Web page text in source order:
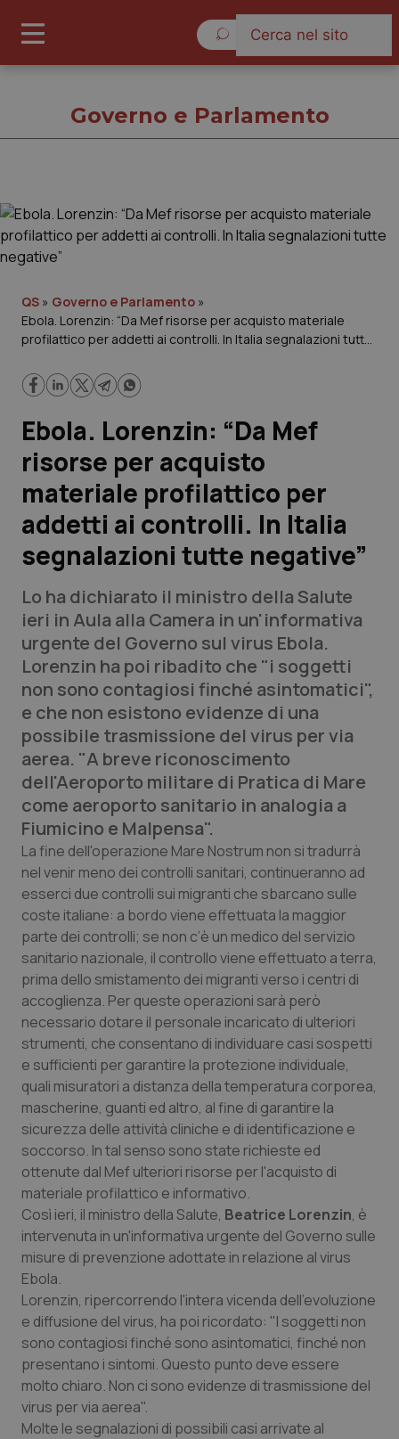
Cronache
Governo e Parlamento
Regioni e Asl
Lavoro e Professioni
Scienza e Farmaci
Studi e Analisi
Lettere al direttore
QS Pro
Professionisti Sanitari.AI
Abruzzo
Basilicata
Calabria
Campania
Emilia-Romagna
Friuli Venezia Giulia
Lazio
Liguria
Lombardia
Marche
Molise
Piemonte
Provincia Autonoma di Bolzano
Provincia Autonoma di Trento
Puglia
Sardegna
QS Pro Gold
Artrite & artrosi
Asma & BPCO
Car-T
Colesterolo & coronaropatie
Dermatite Atopica
Diabete & glucometri
Disturbi dell’umore
Dolore
Donna & Salute
Epatiti
HIV
Infezioni & Febbre
Ipertensione & Scompenso
Malattie rare
Malattia di Crohn & Rettocolite Ulcerosa
QS Club Newsletter
Governo e Parlamento
QS » Governo e Parlamento »
Ebola. Lorenzin: “Da Mef risorse per acquisto materiale
profilattico per addetti ai controlli. In Italia segnalazioni tutte
Ebola. Lorenzin: “Da Mef
risorse per acquisto
materiale profilattico per
addetti ai controlli. In Italia
segnalazioni tutte negative”
Lo ha dichiarato il ministro della Salute
ieri in Aula alla Camera in un'informativa
urgente del Governo sul virus Ebola.
Lorenzin ha poi ribadito che "i soggetti
non sono contagiosi finché asintomatici",
e che non esistono evidenze di una
possibile trasmissione del virus per via
aerea. "A breve riconoscimento
dell'Aeroporto militare di Pratica di Mare
come aeroporto sanitario in analogia a
Fiumicino e Malpensa".
La fine dell'operazione Mare Nostrum non si tradurrà
nel venir meno dei controlli sanitari, continueranno ad
esserci due controlli sui migranti che sbarcano sulle
coste italiane: a bordo viene effettuata la maggior
parte dei controlli; se non c’è un medico del servizio
sanitario nazionale, il controllo viene effettuato a terra,
prima dello smistamento dei migranti verso i centri di
accoglienza. Per queste operazioni sarà però
necessario dotare il personale incaricato di ulteriori
strumenti, che consentano di individuare casi sospetti
e sufficienti per garantire la protezione individuale,
quali misuratori a distanza della temperatura corporea,
mascherine, guanti ed altro, al fine di garantire la
sicurezza delle attività cliniche e di identificazione e
soccorso. In tal senso sono state richieste ed
ottenute dal Mef ulteriori risorse per l'acquisto di
materiale profilattico e informativo.
Così ieri, il ministro della Salute, Beatrice Lorenzin, è
intervenuta in un'informativa urgente del Governo sulle
misure di prevenzione adottate in relazione al virus
Ebola.
Lorenzin, ripercorrendo l'intera vicenda dell'evoluzione
e diffusione del virus, ha poi ricordato: "I soggetti non
sono contagiosi finché sono asintomatici, finché non
presentano i sintomi. Questo punto deve essere
molto chiaro. Non ci sono evidenze di trasmissione del
virus per via aerea".
Molte le segnalazioni di possibili casi arrivate al